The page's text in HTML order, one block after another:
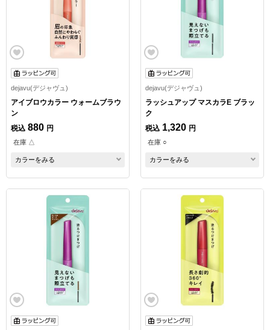
dejavu(デジャヴュ)
アイブロウカラー ウォームブラウ
ン
税込 880 円
在庫 △
カラーをみる
dejavu(デジャヴュ)
ラッシュアップ マスカラE ブラッ
ク
税込 1,320 円
在庫 ○
カラーをみる